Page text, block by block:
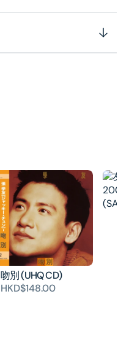
吻別 (UHQ CD)
HKD$148.00